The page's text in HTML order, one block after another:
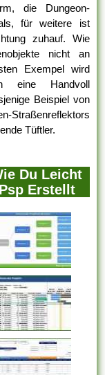
die Dungeon-
für weitere ist
zuhauf. Wie
nicht an
Exempel wird
eine Handvoll
Beispiel von
Straßenreflektors
Tüftler.
Du Leicht
Erstellt